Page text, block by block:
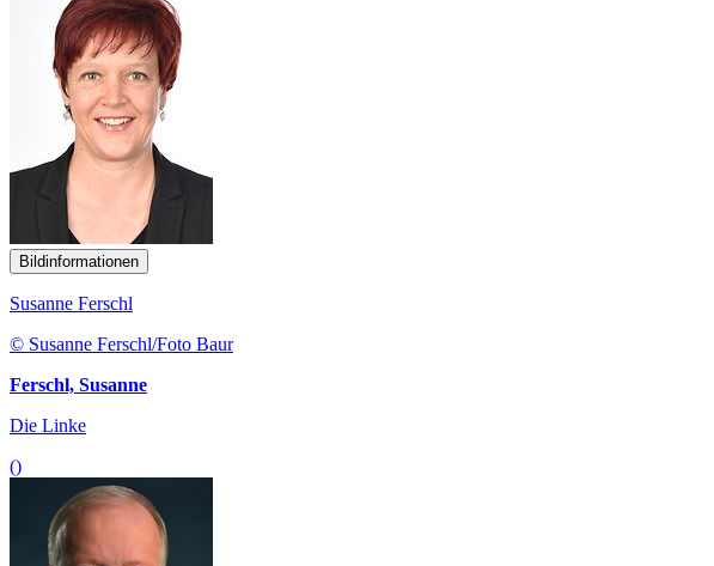
Bildinformationen
Susanne Ferschl
© Susanne Ferschl/Foto Baur
Ferschl, Susanne
Die Linke
()